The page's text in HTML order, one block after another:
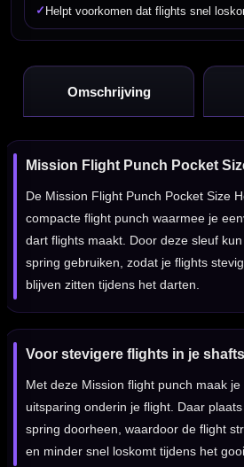
✓ Helpt voorkomen dat flights snel
Omschrijving
Mission Flight Punch Pocket
De Mission Flight Punch Pocket Size
compacte flight punch waarmee je
dart flights maakt. Door deze sleuf
spring gebruiken, zodat je flights
blijven zitten tijdens het darten.
Voor stevigere flights in je shafts
Met deze Mission flight punch maak
uitsparing onderin je flight. Daar
spring doorheen, waardoor de flight
en minder snel loskomt tijdens het